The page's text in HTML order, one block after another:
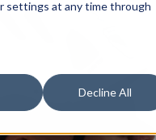
settings at any time through
Decline All